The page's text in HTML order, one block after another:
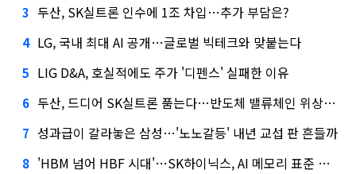
3 두산, SK실트론 인수에 1조 차입…추가 부담은?
4 LG, 국내 최대 AI 공개…글로벌 빅테크와 맞붙는다
5 LIG D&A, 호실적에도 주가 '디펜스' 실패한 이유
6 두산, 드디어 SK실트론 품는다…반도체 밸류체인 위상 강화
7 성과급이 갈라놓은 삼성…'노노갈등' 내년 교섭 판 흔들까
8 'HBM 넘어 HBF 시대'…SK하이닉스, AI 메모리 표준 선점 나섰다